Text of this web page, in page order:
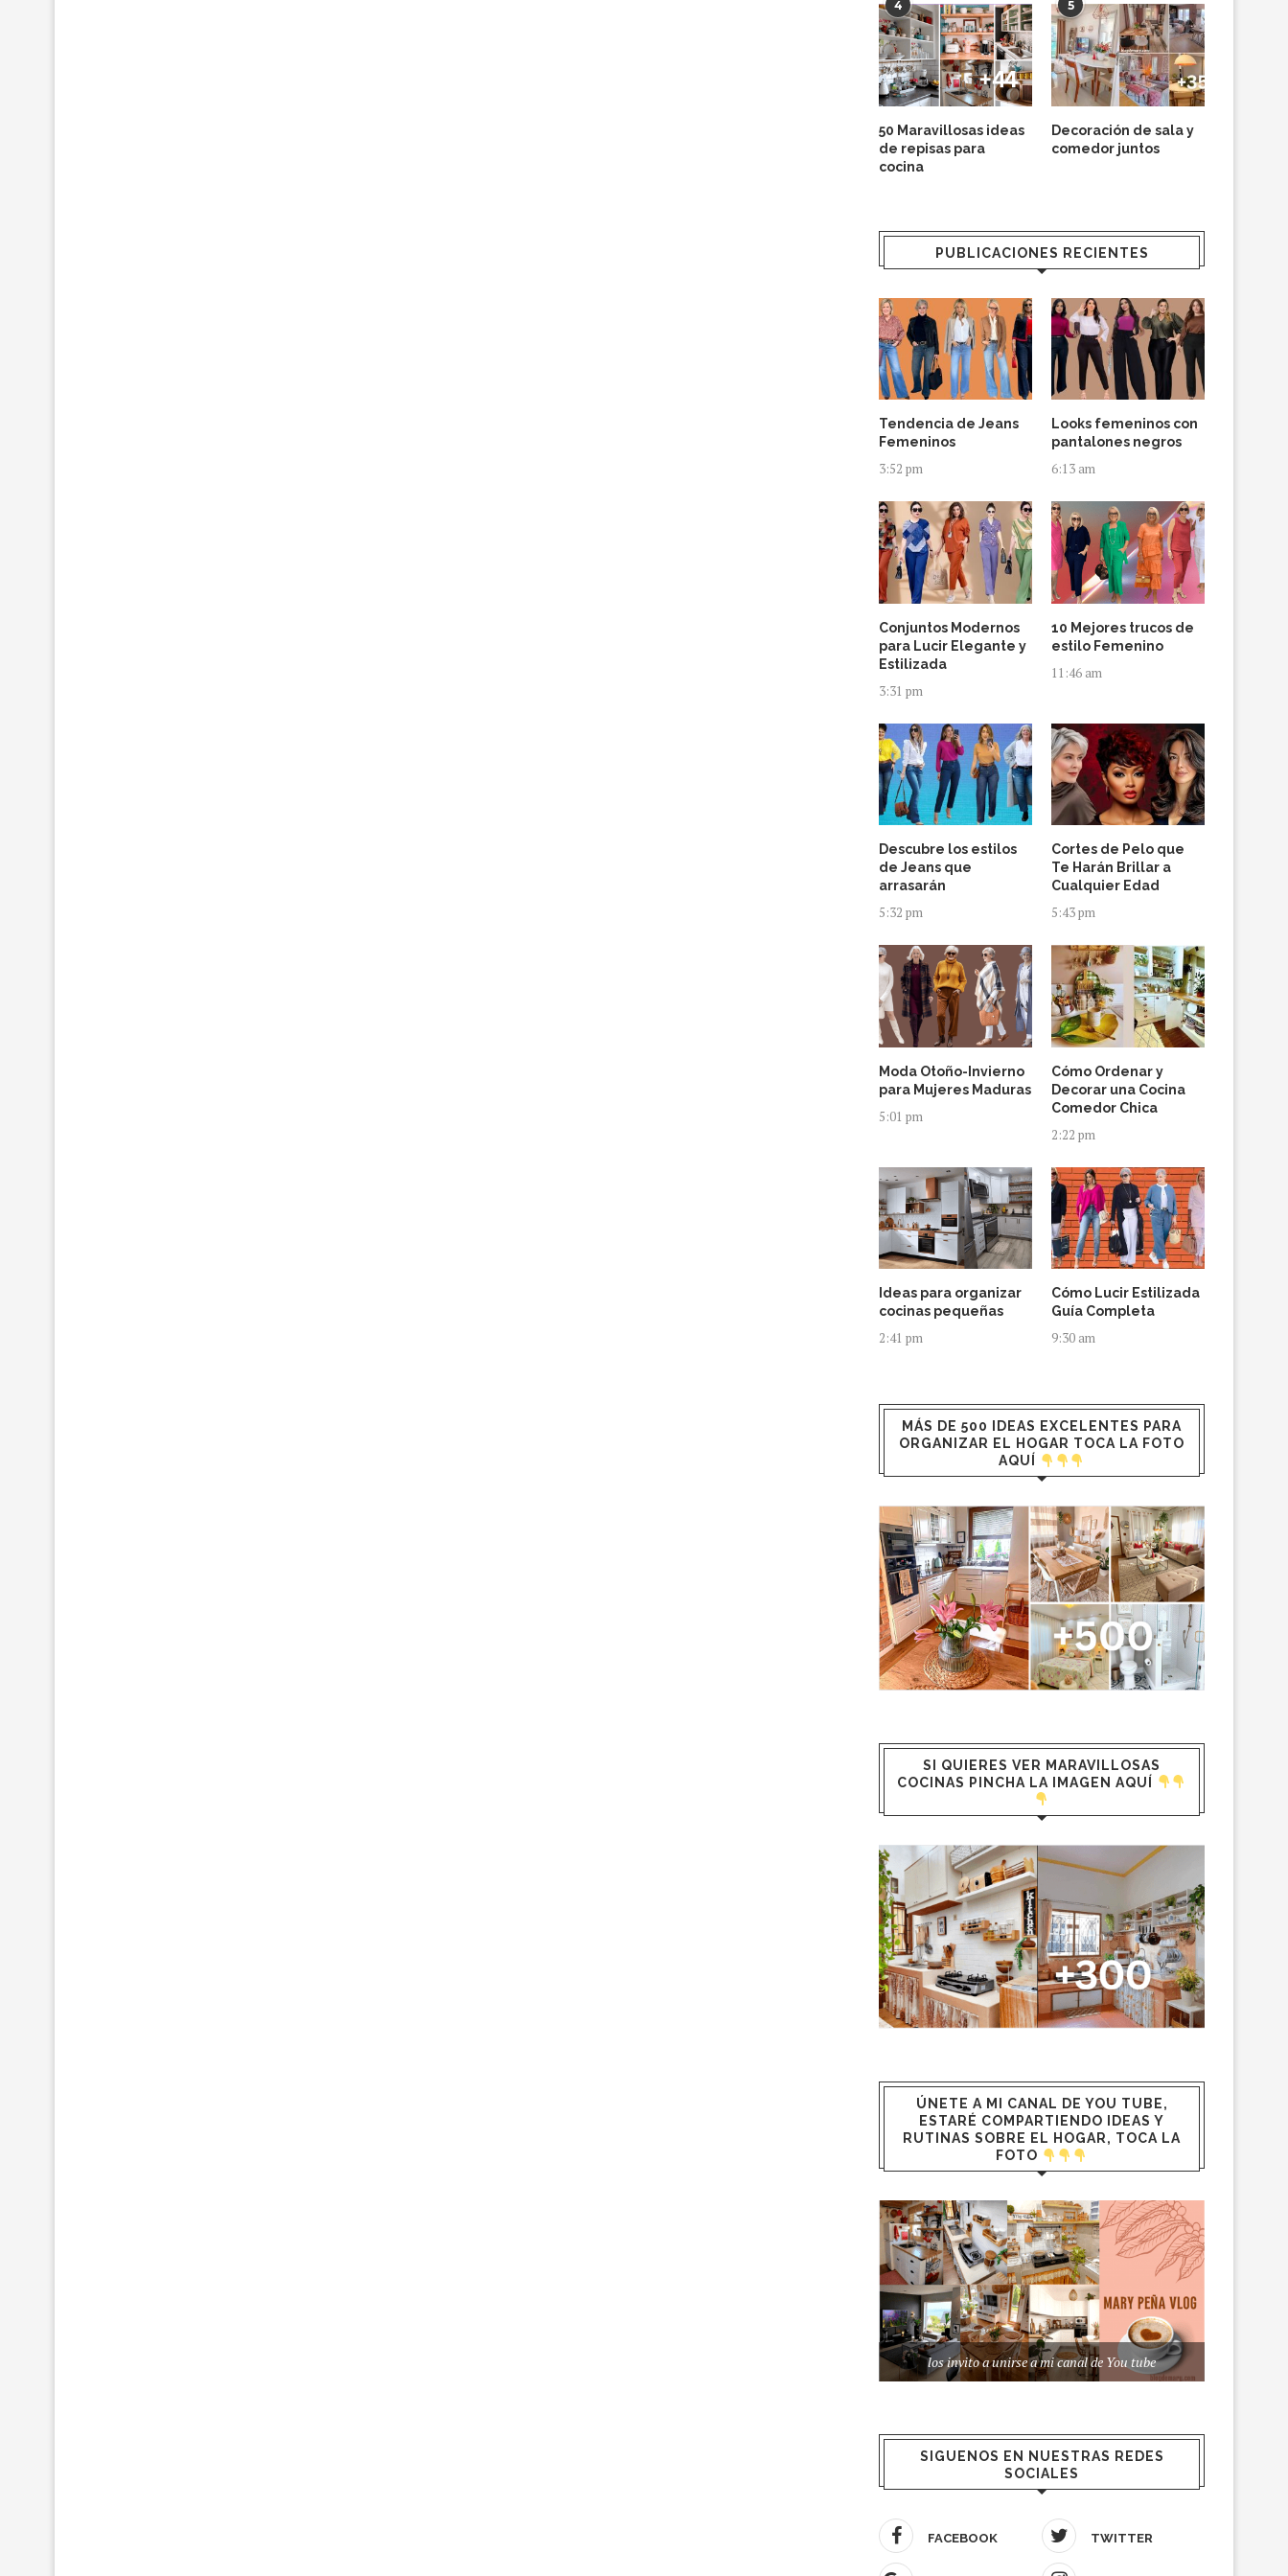
4
50 Maravillosas ideas
de repisas para
cocina
5
Decoración de sala y
comedor juntos
PUBLICACIONES RECIENTES
Tendencia de Jeans
Femeninos
3:52 pm
Looks femeninos con
pantalones negros
6:13 am
Conjuntos Modernos
para Lucir Elegante y
Estilizada
3:31 pm
10 Mejores trucos de
estilo Femenino
11:46 am
Descubre los estilos
de Jeans que
arrasarán
5:32 pm
Cortes de Pelo que
Te Harán Brillar a
Cualquier Edad
5:43 pm
Moda Otoño-Invierno
para Mujeres Maduras
5:01 pm
Cómo Ordenar y
Decorar una Cocina
Comedor Chica
2:22 pm
Ideas para organizar
cocinas pequeñas
2:41 pm
Cómo Lucir Estilizada
Guía Completa
9:30 am
MÁS DE 500 IDEAS EXCELENTES PARA
ORGANIZAR EL HOGAR TOCA LA FOTO
AQUÍ
SI QUIERES VER MARAVILLOSAS
COCINAS PINCHA LA IMAGEN AQUÍ
ÚNETE A MI CANAL DE YOU TUBE,
ESTARÉ COMPARTIENDO IDEAS Y
RUTINAS SOBRE EL HOGAR, TOCA LA
FOTO
los invito a unirse a mi canal de You tube
SIGUENOS EN NUESTRAS REDES
SOCIALES
FACEBOOK TWITTER